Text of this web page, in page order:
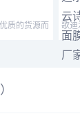
质的货源而
歌迪
是厂